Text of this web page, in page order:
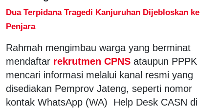
Dua Terpidana Tragedi Kanjuruhan Dijebloskan ke
Penjara
Rahmah mengimbau warga yang berminat
mendaftar rekrutmen CPNS ataupun PPPK
mencari informasi melalui kanal resmi yang
disediakan Pemprov Jateng, seperti nomor
kontak WhatsApp (WA) Help Desk CASN di